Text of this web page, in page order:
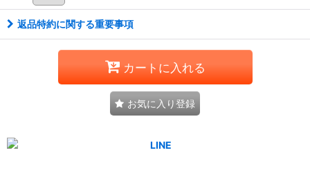
返品特約に関する重要事項
カートに入れる
お気に入り登録